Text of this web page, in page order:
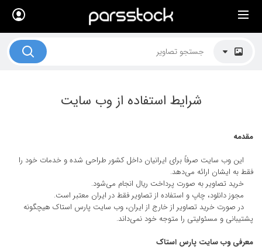
شرایط استفاده از وب سایت
مقدمه
این وب سایت صرفاً برای ایرانیان داخل کشور طراحی شده و خدمات خود را
فقط به ایشان ارائه می‌دهد.
خرید تصاویر به صورت پرداخت ریال انجام می‌شود.
مجوز دانلود، چاپ و استفاده از تصاویر فقط در ایران معتبر است.
در صورت خرید تصاویر از خارج از ایران، وب سایت پارس استاک هیچگونه
پشتیبانی و مسئولیتی را متوجه خود نمی‌داند.
معرفی وب سایت پارس استاک
× لیست قیمت ها
موضوعات تصاویر
کسب درآمد از فروش تصاویر
021 28428845
تماس با ما
بلاگ پارس استاک